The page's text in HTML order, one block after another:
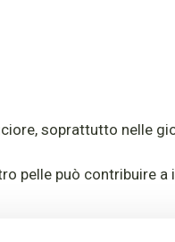
soprattutto nelle
pelle può contribuire a